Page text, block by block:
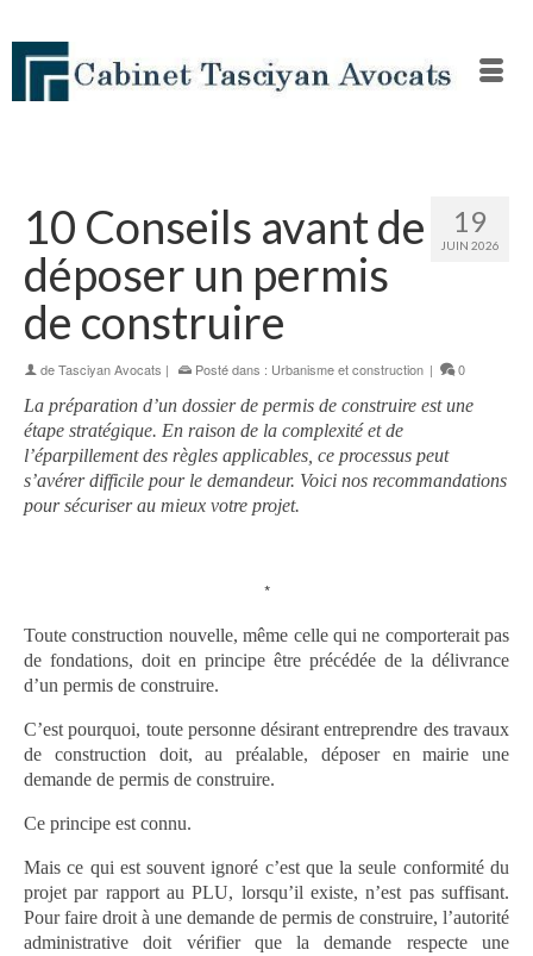
19
JUIN 2026
10 Conseils avant de
déposer un permis
de construire
deTasciyan Avocats | Posté dans : Urbanisme et construction | 0
La préparation d’un dossier de permis de construire est une
étape stratégique. En raison de la complexité et de
l’éparpillement des règles applicables, ce processus peut
s’avérer difficile pour le demandeur. Voici nos recommandations
pour sécuriser au mieux votre projet.
*
Toute construction nouvelle, même celle qui ne comporterait pas
de fondations, doit en principe être précédée de la délivrance
d’un permis de construire.
C’est pourquoi, toute personne désirant entreprendre des travaux
de construction doit, au préalable, déposer en mairie une
demande de permis de construire.
Ce principe est connu.
Mais ce qui est souvent ignoré c’est que la seule conformité du
projet par rapport au PLU, lorsqu’il existe, n’est pas suffisant.
Pour faire droit à une demande de permis de construire, l’autorité
administrative doit vérifier que la demande respecte une